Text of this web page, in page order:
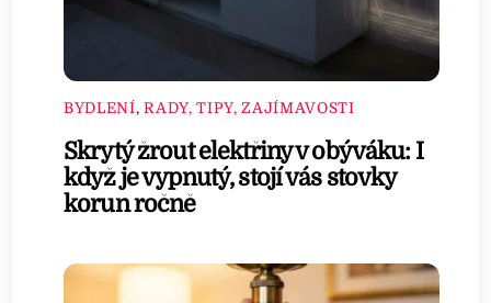
BYDLENÍ,RADY, TIPY, ZAJÍMAVOSTI
Skrytý žrout elektřiny v obýváku: I
když je vypnutý, stojí vás stovky
korun ročně